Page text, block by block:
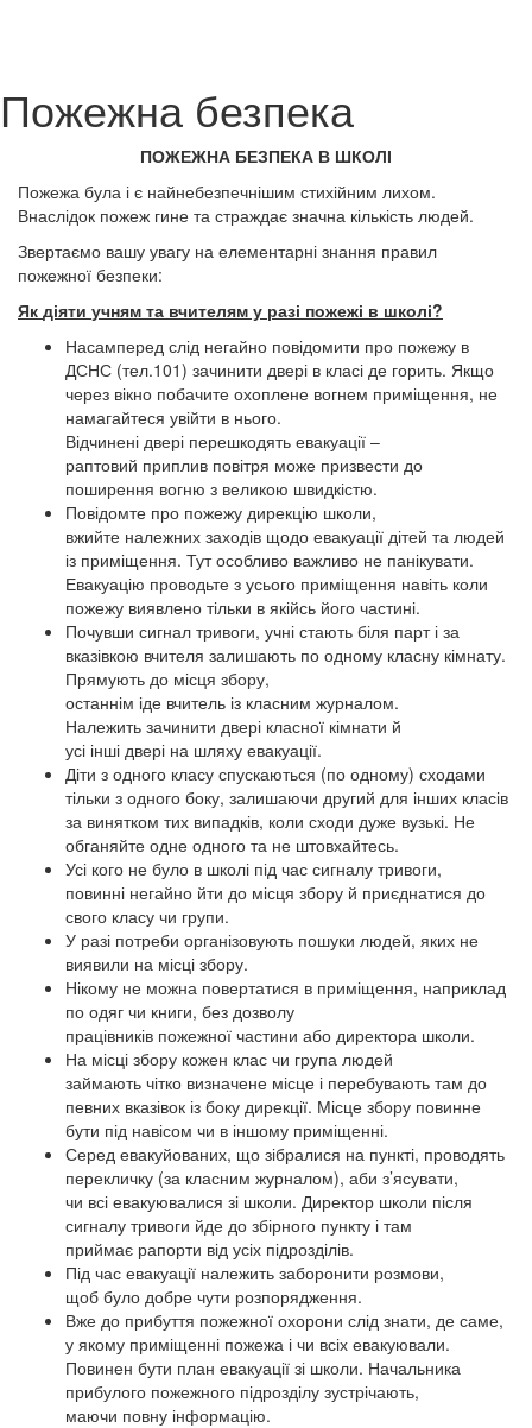
Пожежна безпека
ПОЖЕЖНА БЕЗПЕКА В ШКОЛІ
Пожежа була і є найнебезпечнішим стихійним лихом.
Внаслідок пожеж гине та страждає значна кількість людей.
Звертаємо вашу увагу на елементарні знання правил
пожежної безпеки:
Як діяти учням та вчителям у разі пожежі в школі?
Насамперед слід негайно повідомити про пожежу в
ДСНС (тел.101) зачинити двері в класі де горить. Якщо
через вікно побачите охоплене вогнем приміщення, не
намагайтеся увійти в нього.
Відчинені двері перешкодять евакуації –
раптовий приплив повітря може призвести до
поширення вогню з великою швидкістю.
Повідомте про пожежу дирекцію школи,
вжийте належних заходів щодо евакуації дітей та людей
із приміщення. Тут особливо важливо не панікувати.
Евакуацію проводьте з усього приміщення навіть коли
пожежу виявлено тільки в якійсь його частині.
Почувши сигнал тривоги, учні стають біля парт і за
вказівкою вчителя залишають по одному класну кімнату.
Прямують до місця збору,
останнім іде вчитель із класним журналом.
Належить зачинити двері класної кімнати й
усі інші двері на шляху евакуації.
Діти з одного класу спускаються (по одному) сходами
тільки з одного боку, залишаючи другий для інших класів
за винятком тих випадків, коли сходи дуже вузькі. Не
обганяйте одне одного та не штовхайтесь.
Усі кого не було в школі під час сигналу тривоги,
повинні негайно йти до місця збору й приєднатися до
свого класу чи групи.
У разі потреби організовують пошуки людей, яких не
виявили на місці збору.
Нікому не можна повертатися в приміщення, наприклад
по одяг чи книги, без дозволу
працівників пожежної частини або директора школи.
На місці збору кожен клас чи група людей
займають чітко визначене місце і перебувають там до
певних вказівок із боку дирекції. Місце збору повинне
бути під навісом чи в іншому приміщенні.
Серед евакуйованих, що зібралися на пункті, проводять
перекличку (за класним журналом), аби з’ясувати,
чи всі евакуювалися зі школи. Директор школи після
сигналу тривоги йде до збірного пункту і там
приймає рапорти від усіх підрозділів.
Під час евакуації належить заборонити розмови,
щоб було добре чути розпорядження.
Вже до прибуття пожежної охорони слід знати, де саме,
у якому приміщенні пожежа і чи всіх евакуювали.
Повинен бути план евакуації зі школи. Начальника
прибулого пожежного підрозділу зустрічають,
маючи повну інформацію.